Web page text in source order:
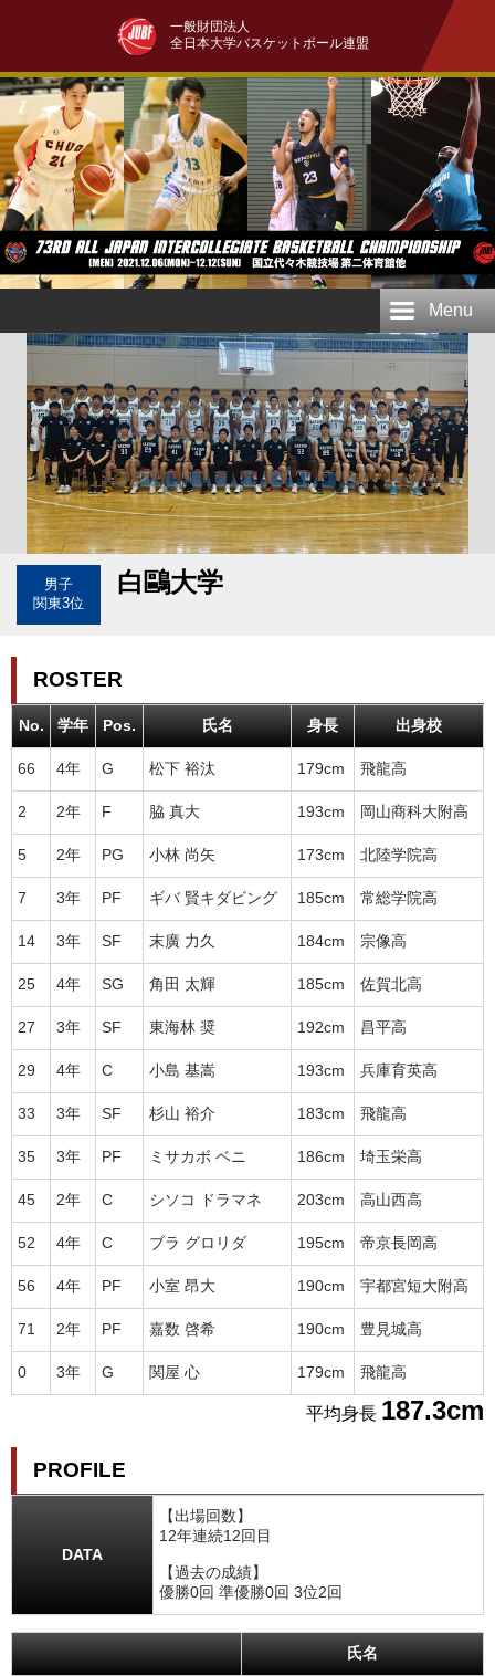
一般財団法人
全日本大学バスケットボール連盟
Menu
男子
関東3位
白鷗大学
ROSTER
No. 学年 Pos. 氏名 身長 出身校
66 4年 G 松下 裕汰 179cm 飛龍高
2 2年 F 脇 真大 193cm 岡山商科大附高
5 2年 PG 小林 尚矢 173cm 北陸学院高
7 3年 PF ギバ 賢キダビング 185cm 常総学院高
14 3年 SF 末廣 力久 184cm 宗像高
25 4年 SG 角田 太輝 185cm 佐賀北高
27 3年 SF 東海林 奨 192cm 昌平高
29 4年 C 小島 基嵩 193cm 兵庫育英高
33 3年 SF 杉山 裕介 183cm 飛龍高
35 3年 PF ミサカボ ベニ 186cm 埼玉栄高
45 2年 C シソコ ドラマネ 203cm 高山西高
52 4年 C ブラ グロリダ 195cm 帝京長岡高
56 4年 PF 小室 昂大 190cm 宇都宮短大附高
71 2年 PF 嘉数 啓希 190cm 豊見城高
0 3年 G 関屋 心 179cm 飛龍高
平均身長 187.3cm
PROFILE
DATA
【出場回数】
12年連続12回目
【過去の成績】
優勝0回 準優勝0回 3位2回
氏名